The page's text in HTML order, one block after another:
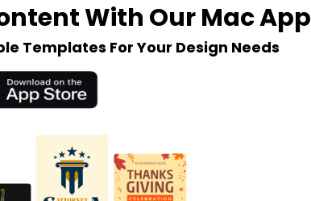
With Our Mac App
Templates For Your Design Needs